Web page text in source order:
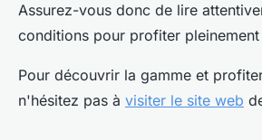
Assurez-vous donc de lire
conditions pour profiter
Pour découvrir la gamme et
n'hésitez pas à visiter le site web